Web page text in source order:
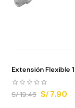
Extensión Flexible
S/ 19.46 S/ 7.90